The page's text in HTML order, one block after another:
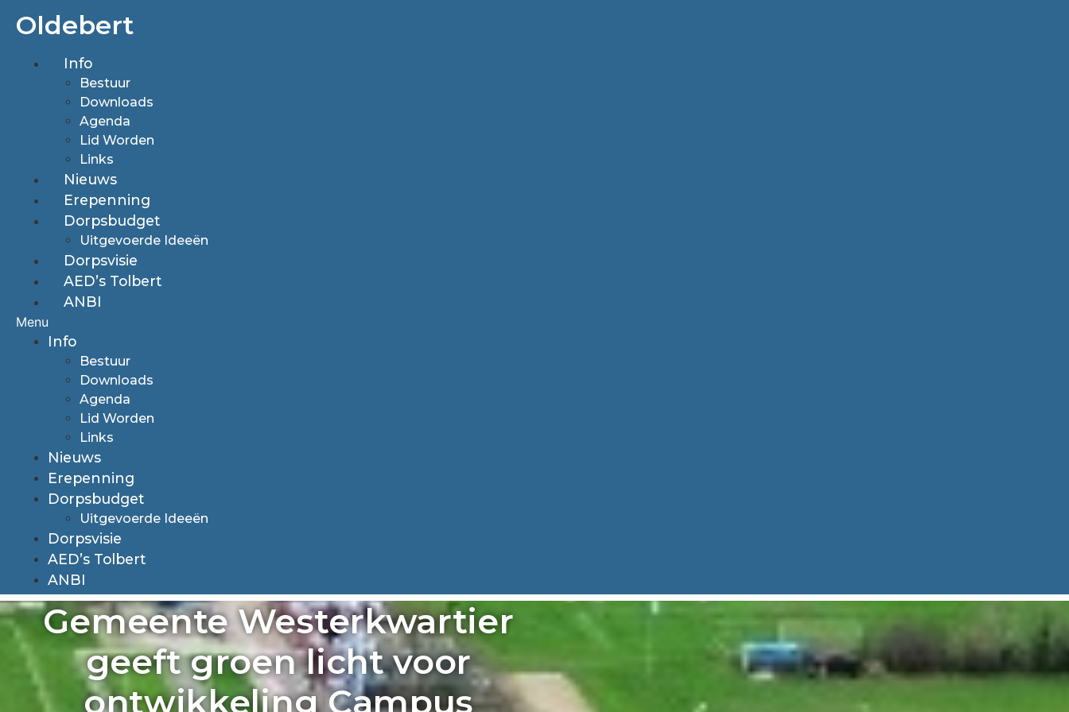
naar
inhoud
Oldebert
Info
Bestuur
Downloads
Agenda
Lid Worden
Links
Nieuws
Erepenning
Dorpsbudget
Uitgevoerde Ideeën
Dorpsvisie
AED’s Tolbert
ANBI
Menu
Info
Bestuur
Downloads
Agenda
Lid Worden
Links
Nieuws
Erepenning
Dorpsbudget
Uitgevoerde Ideeën
Dorpsvisie
AED’s Tolbert
ANBI
Gemeente Westerkwartier
geeft groen licht voor
ontwikkeling Campus